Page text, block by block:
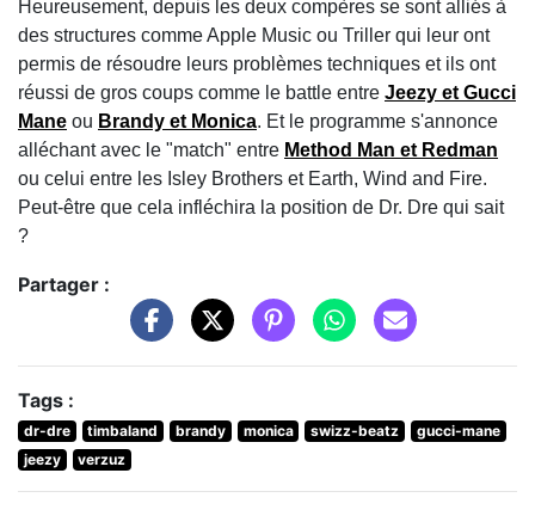
Heureusement, depuis les deux compères se sont alliés à
des structures comme Apple Music ou Triller qui leur ont
permis de résoudre leurs problèmes techniques et ils ont
réussi de gros coups comme le battle entre Jeezy et Gucci
Mane ou Brandy et Monica. Et le programme s'annonce
alléchant avec le "match" entre Method Man et Redman
ou celui entre les Isley Brothers et Earth, Wind and Fire.
Peut-être que cela infléchira la position de Dr. Dre qui sait
?
Partager :
Tags :
dr-dre timbaland brandy monica swizz-beatz
gucci-mane
jeezy
verzuz